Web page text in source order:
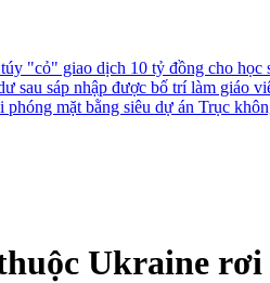
"cỏ" giao dịch 10 tỷ đồng cho học
sau sáp nhập được bố trí làm giáo
phóng mặt bằng siêu dự án Trục
Ukraine